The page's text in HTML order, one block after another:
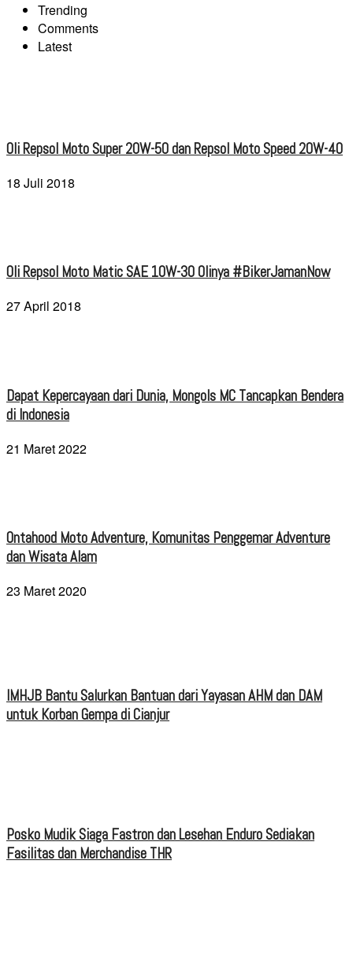
Trending
Comments
Latest
Oli Repsol Moto Super 20W-50 dan Repsol Moto Speed 20W-40
18 Juli 2018
Oli Repsol Moto Matic SAE 10W-30 Olinya #BikerJamanNow
27 April 2018
Dapat Kepercayaan dari Dunia, Mongols MC Tancapkan Bendera
di Indonesia
21 Maret 2022
Ontahood Moto Adventure, Komunitas Penggemar Adventure
dan Wisata Alam
23 Maret 2020
IMHJB Bantu Salurkan Bantuan dari Yayasan AHM dan DAM
untuk Korban Gempa di Cianjur
Posko Mudik Siaga Fastron dan Lesehan Enduro Sediakan
Fasilitas dan Merchandise THR